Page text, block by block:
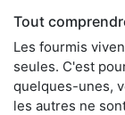
Tout
Les fourmis
seules. C'est
quelques-unes,
les autres ne